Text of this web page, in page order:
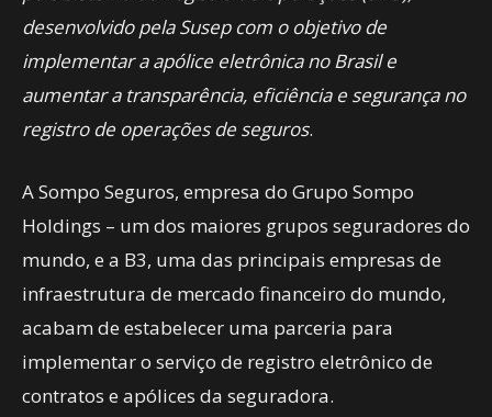
desenvolvido pela Susep com o objetivo de
implementar a apólice eletrônica no Brasil e
aumentar a transparência, eficiência e segurança no
registro de operações de seguros.
A Sompo Seguros, empresa do Grupo Sompo
Holdings – um dos maiores grupos seguradores do
mundo, e a B3, uma das principais empresas de
infraestrutura de mercado financeiro do mundo,
acabam de estabelecer uma parceria para
implementar o serviço de registro eletrônico de
contratos e apólices da seguradora.